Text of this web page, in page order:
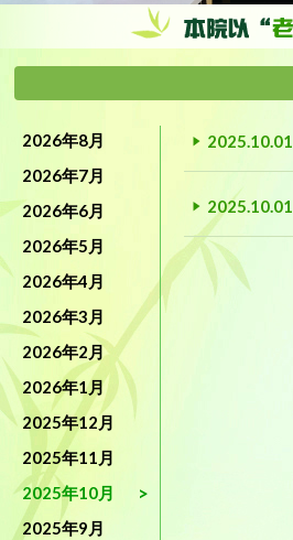
2026年8月
2026年7月
2026年6月
2026年5月
2026年4月
2026年3月
2026年2月
2026年1月
2025年12月
2025年11月
2025年10月
2025年9月
2025.10.01
2025.10.01